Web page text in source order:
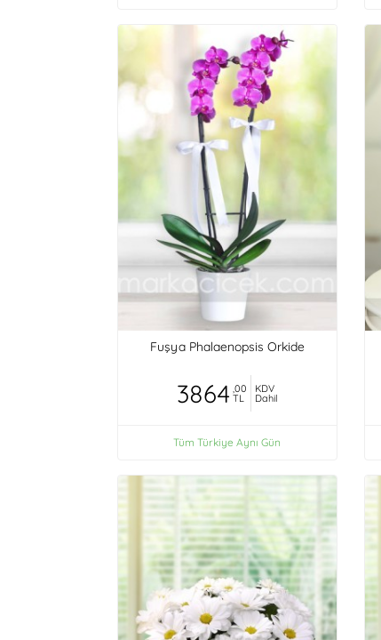
Fuşya Phalaenopsis Orkide
3864 ,00
TL
KDV
Dahil
Tüm Türkiye Aynı Gün